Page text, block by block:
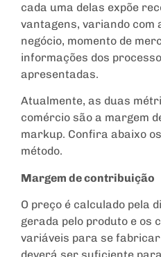
cada uma delas expõe
vantagens, variando com
negócio, momento de
informações dos
apresentadas.
Atualmente, as duas
comércio são a margem
markup. Confira abaixo
método.
Margem de contribuição
O preço é calculado pela
gerada pelo produto e os
variáveis para se